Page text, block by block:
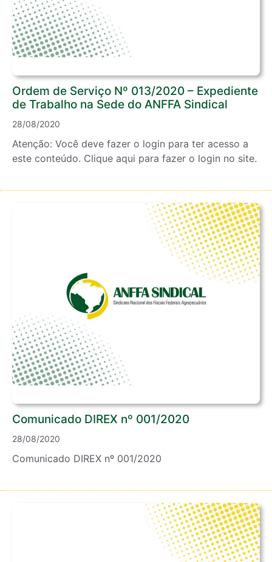
Ordem de Serviço Nº 013/2020 – Expediente
de Trabalho na Sede do ANFFA Sindical
28/08/2020
Atenção: Você deve fazer o login para ter acesso a
este conteúdo. Clique aqui para fazer o login no site.
Comunicado DIREX nº 001/2020
28/08/2020
Comunicado DIREX nº 001/2020